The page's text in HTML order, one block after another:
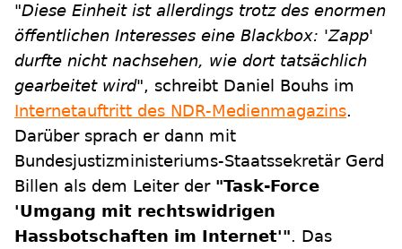
"Diese Einheit ist allerdings trotz des enormen
öffentlichen Interesses eine Blackbox: 'Zapp'
durfte nicht nachsehen, wie dort tatsächlich
gearbeitet wird", schreibt Daniel Bouhs im
Internetauftritt des NDR-Medienmagazins.
Darüber sprach er dann mit
Bundesjustizministeriums-Staatssekretär Gerd
Billen als dem Leiter der"Task-Force
'Umgang mit rechtswidrigen
Hassbotschaften im Internet'". Das